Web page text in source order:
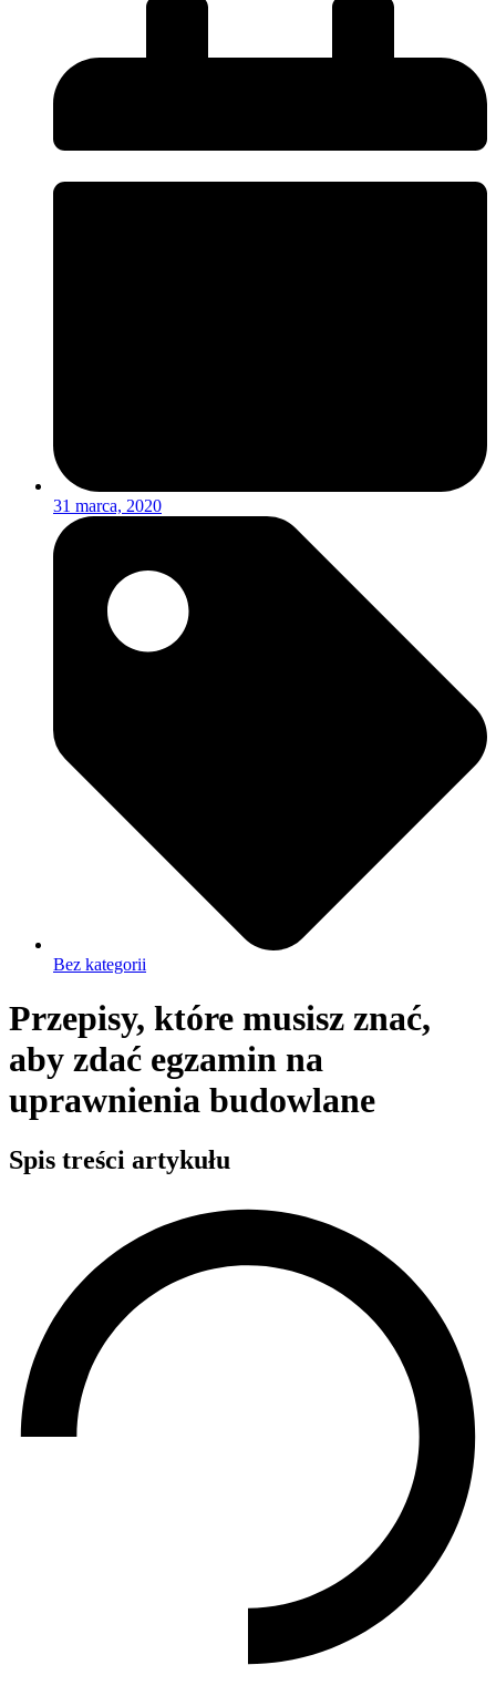
31 marca, 2020
Bez kategorii
Przepisy, które musisz znać,
aby zdać egzamin na
uprawnienia budowlane
Spis treści artykułu